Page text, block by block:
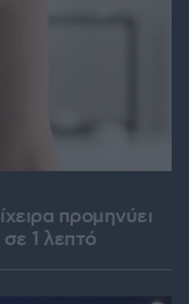
προμηνύει
1 λεπτό